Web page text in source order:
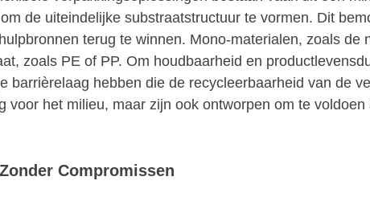
de uiteindelijke substraatstructuur te vormen. Dit
terug te winnen. Mono-materialen, zoals
zoals PE of PP. Om houdbaarheid en
barrièrelaag hebben die de recycleerbaarheid van de
voor het milieu, maar zijn ook ontworpen om te
Compromissen